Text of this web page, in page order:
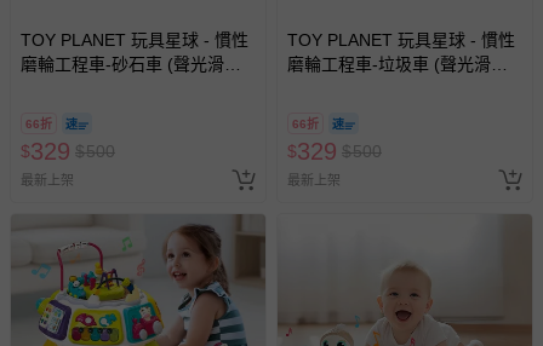
TOY PLANET 玩具星球 - 慣性
磨輪工程車-砂石車 (聲光滑行
66折
$329 $500
最新上架
TOY PLANET 玩具星球 - 慣性
磨輪工程車-垃圾車 (聲光滑行
66折
$329 $500
最新上架